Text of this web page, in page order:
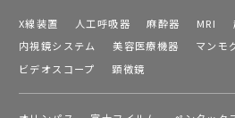
X線装置 人工呼吸器 麻酔器 MRI
内視鏡システム
美容医療機器 マンモ
ビデオスコープ
顕微鏡